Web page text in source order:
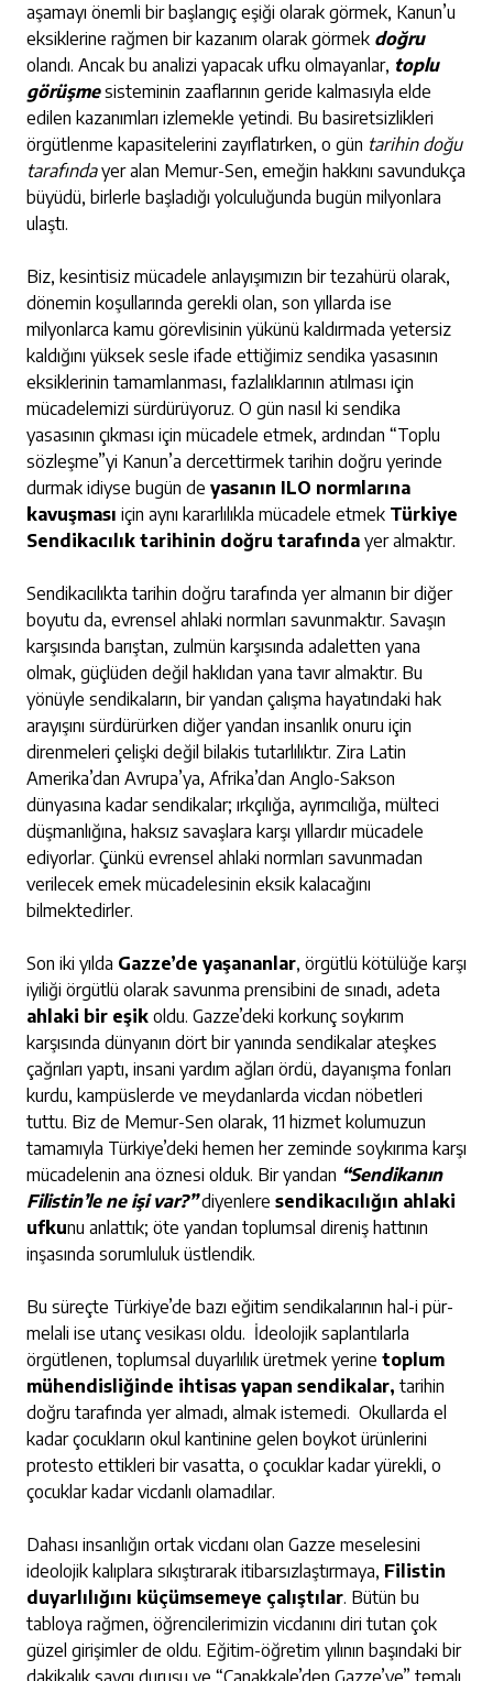
aşamayı önemli bir başlangıç eşiği olarak görmek, Kanun’u
eksiklerine rağmen bir kazanım olarak görmek doğru
olandı. Ancak bu analizi yapacak ufku olmayanlar, toplu
görüşmesisteminin zaaflarının geride kalmasıyla elde
edilen kazanımları izlemekle yetindi. Bu basiretsizlikleri
örgütlenme kapasitelerini zayıflatırken, o gün tarihin doğu
tarafındayer alan Memur-Sen, emeğin hakkını savundukça
büyüdü, birlerle başladığı yolculuğunda bugün milyonlara
ulaştı.
Biz, kesintisiz mücadele anlayışımızın bir tezahürü olarak,
dönemin koşullarında gerekli olan, son yıllarda ise
milyonlarca kamu görevlisinin yükünü kaldırmada yetersiz
kaldığını yüksek sesle ifade ettiğimiz sendika yasasının
eksiklerinin tamamlanması, fazlalıklarının atılması için
mücadelemizi sürdürüyoruz. O gün nasıl ki sendika
yasasının çıkması için mücadele etmek, ardından “Toplu
sözleşme”yi Kanun’a dercettirmek tarihin doğru yerinde
durmak idiyse bugün de yasanın ILO normlarına
kavuşması için aynı kararlılıkla mücadele etmek Türkiye
Sendikacılık tarihinin doğru tarafında yer almaktır.
Sendikacılıkta tarihin doğru tarafında yer almanın bir diğer
boyutu da, evrensel ahlaki normları savunmaktır. Savaşın
karşısında barıştan, zulmün karşısında adaletten yana
olmak, güçlüden değil haklıdan yana tavır almaktır. Bu
yönüyle sendikaların, bir yandan çalışma hayatındaki hak
arayışını sürdürürken diğer yandan insanlık onuru için
direnmeleri çelişki değil bilakis tutarlılıktır. Zira Latin
Amerika’dan Avrupa’ya, Afrika’dan Anglo-Sakson
dünyasına kadar sendikalar; ırkçılığa, ayrımcılığa, mülteci
düşmanlığına, haksız savaşlara karşı yıllardır mücadele
ediyorlar. Çünkü evrensel ahlaki normları savunmadan
verilecek emek mücadelesinin eksik kalacağını
bilmektedirler.
Son iki yılda Gazze’de yaşananlar, örgütlü kötülüğe karşı
iyiliği örgütlü olarak savunma prensibini de sınadı, adeta
ahlaki bir eşik oldu. Gazze’deki korkunç soykırım
karşısında dünyanın dört bir yanında sendikalar ateşkes
çağrıları yaptı, insani yardım ağları ördü, dayanışma fonları
kurdu, kampüslerde ve meydanlarda vicdan nöbetleri
tuttu. Biz de Memur-Sen olarak, 11 hizmet kolumuzun
tamamıyla Türkiye’deki hemen her zeminde soykırıma karşı
mücadelenin ana öznesi olduk. Bir yandan “Sendikanın
Filistin’le ne işi var?”diyenlere sendikacılığın ahlaki
ufkunu anlattık; öte yandan toplumsal direniş hattının
inşasında sorumluluk üstlendik.
Bu süreçte Türkiye’de bazı eğitim sendikalarının hal-i pür-
melali ise utanç vesikası oldu. İdeolojik saplantılarla
örgütlenen, toplumsal duyarlılık üretmek yerine toplum
mühendisliğinde ihtisas yapan sendikalar, tarihin
doğru tarafında yer almadı, almak istemedi. Okullarda el
kadar çocukların okul kantinine gelen boykot ürünlerini
protesto ettikleri bir vasatta, o çocuklar kadar yürekli, o
çocuklar kadar vicdanlı olamadılar.
Dahası insanlığın ortak vicdanı olan Gazze meselesini
ideolojik kalıplara sıkıştırarak itibarsızlaştırmaya, Filistin
duyarlılığını küçümsemeye çalıştılar. Bütün bu
tabloya rağmen, öğrencilerimizin vicdanını diri tutan çok
güzel girişimler de oldu. Eğitim-öğretim yılının başındaki bir
dakikalık saygı duruşu ve “Çanakkale’den Gazze’ye” temalı